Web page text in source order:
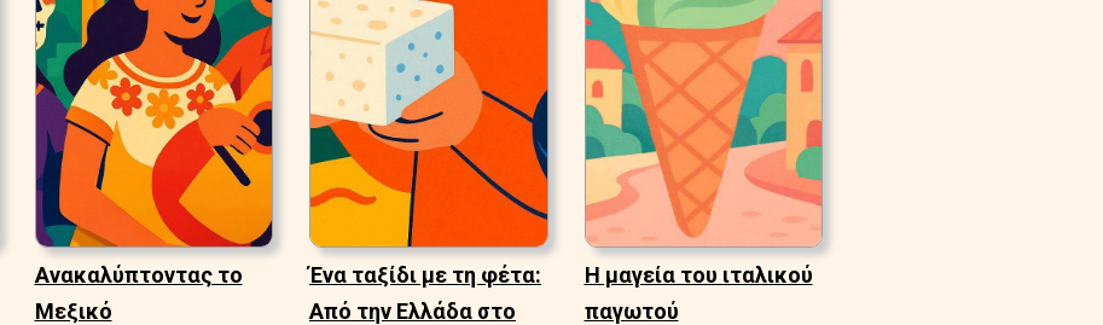
Ανακαλύπτοντας το
Μεξικό
Ένα ταξίδι με τη φέτα:
Από την Ελλάδα στο
Η μαγεία του ιταλικού
παγωτού